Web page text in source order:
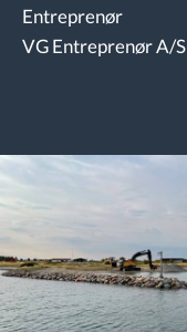
Entreprenør
VG Entreprenør A/S